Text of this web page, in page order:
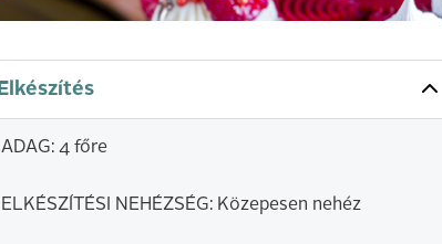
Elkészítés
ADAG: 4 főre
ELKÉSZÍTÉSI NEHÉZSÉG: Közepesen nehéz